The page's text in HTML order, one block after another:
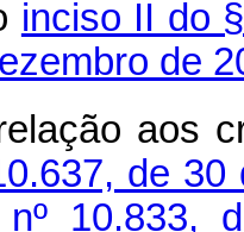
inciso II do
de
aos
de
10.833,